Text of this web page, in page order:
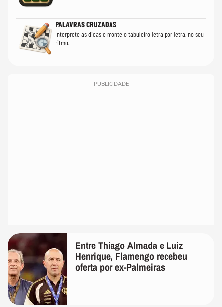
PALAVRAS CRUZADAS
Interprete as dicas e monte o tabuleiro letra por letra, no seu
ritmo.
PUBLICIDADE
Entre Thiago Almada e Luiz
Henrique, Flamengo recebeu
oferta por ex-Palmeiras